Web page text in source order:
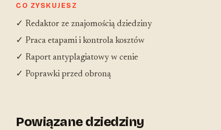
CO ZYSKUJESZ
✓ Redaktor ze znajomością dziedziny
✓ Praca etapami i kontrola kosztów
✓ Raport antyplagiatowy w cenie
✓ Poprawki przed obroną
Powiązane dziedziny